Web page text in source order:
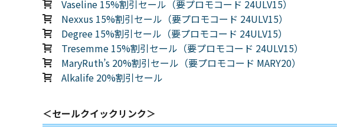
Vaseline 15%割引セール（要プロモコード 24ULV15）
Nexxus 15%割引セール（要プロモコード 24ULV15）
Degree 15%割引セール（要プロモコード 24ULV15）
Tresemme 15%割引セール（要プロモコード 24ULV15）
MaryRuth’s 20%割引セール（要プロモコード MARY20）
Alkalife 20%割引セール
＜セールクイックリンク＞